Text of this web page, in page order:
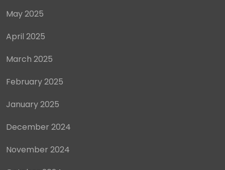
May 2025
April 2025
March 2025
February 2025
January 2025
December 2024
November 2024